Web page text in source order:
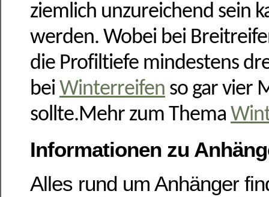
ziemlich unzureichend sein
werden. Wobei bei
die Profiltiefe mindestens
bei Winterreifen so gar vier
sollte.Mehr zum Thema
Informationen zu
Alles rund um Anhänger